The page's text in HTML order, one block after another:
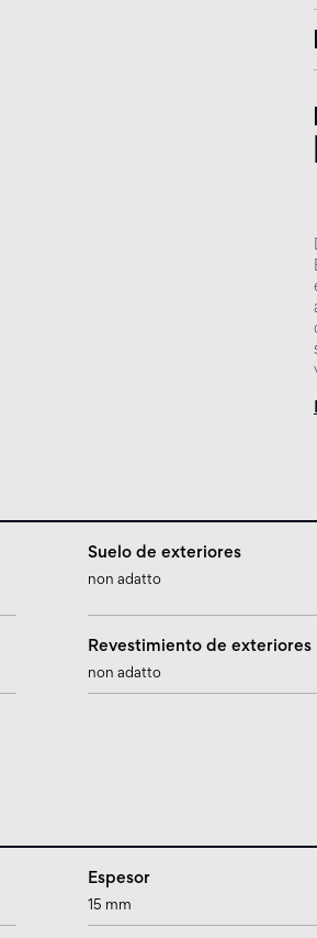
Suelo de exteriores
non adatto
Revestimiento de exteriores
non adatto
Espesor
15 mm